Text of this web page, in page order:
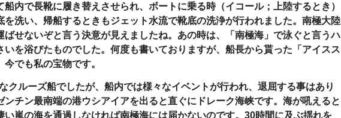
船内で長靴に履き替えさせられ、ボートに乗る時（イコール；上陸するとき）
を洗い、帰船するときもジェット水流で靴底の洗浄が行われました。南極大陸
ばせないぞと言う決意が見えましたね。あの時は、「南極海」で泳ぐと言うハ
いを浴びたものでした。何度も書いておりますが、船長から貰った「アイスス
でも私の宝物です。
クルーズ船でしたが、船内では様々なイベントが行われ、退屈する事はあり
ンチン最南端の港ウシアイアを出ると直ぐにドレーク海峡です。海が吼えると
嵐の海を通過しなければ南極海には届かないのです。 30時間に及ぶ揺れを